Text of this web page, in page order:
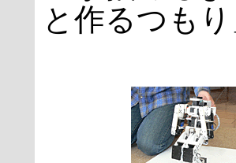
と作るつも